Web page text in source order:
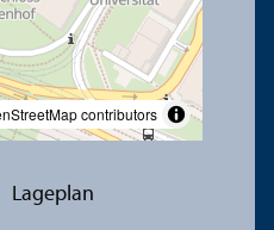
contributors
Lageplan